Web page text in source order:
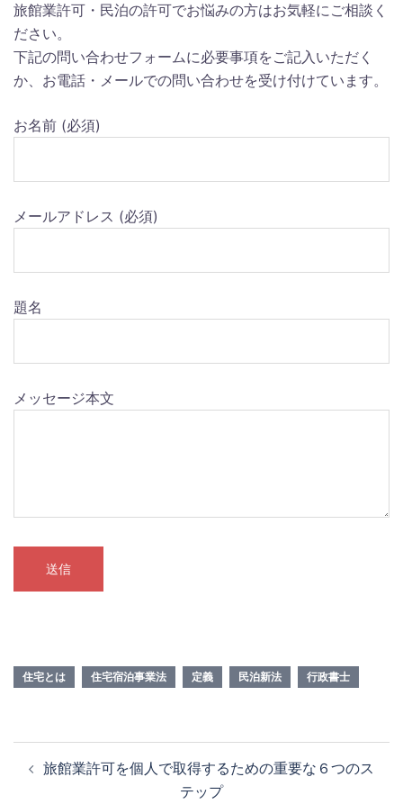
旅館業許可・民泊の許可でお悩みの方はお気軽にご相談く
ださい。
下記の問い合わせフォームに必要事項をご記入いただく
か、お電話・メールでの問い合わせを受け付けています。
お名前 (必須)
メールアドレス (必須)
題名
メッセージ本文
住宅とは 住宅宿泊事業法 定義 民泊新法 行政書士
稿 旅館業許可を個人で取得するための重要な６つのス
テップ